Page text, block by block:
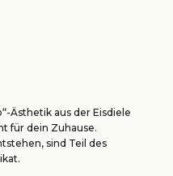
Ästhetik aus der Eisdiele
für dein Zuhause.
sind Teil des